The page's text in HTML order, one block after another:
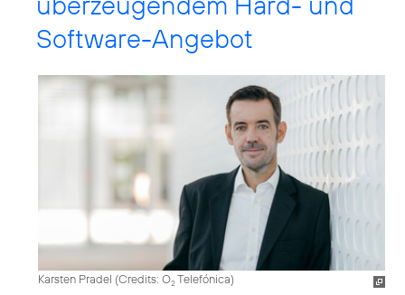
Software-Angebot
Karsten Pradel (Credits: O2Telefónica)